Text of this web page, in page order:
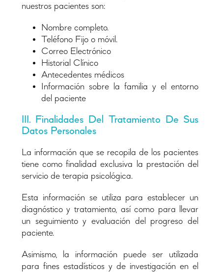
nuestros pacientes son:
Nombre completo.
Teléfono Fijo o móvil.
Correo Electrónico
Historial Clínico
Antecedentes médicos
Información sobre la familia y el entorno
del paciente
III. Finalidades Del Tratamiento De Sus
Datos Personales
La información que se recopila de los pacientes
tiene como finalidad exclusiva la prestación del
servicio de terapia psicológica.
Esta información se utiliza para establecer un
diagnóstico y tratamiento, así como para llevar
un seguimiento y evaluación del progreso del
paciente.
Asimismo, la información puede ser utilizada
para fines estadísticos y de investigación en el